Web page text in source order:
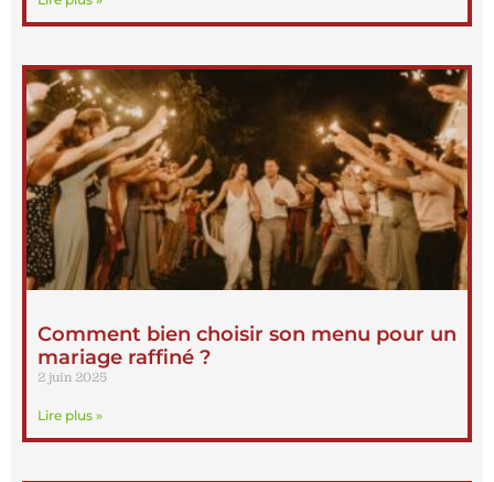
Comment bien choisir son menu pour un
mariage raffiné ?
2 juin 2025
Lire plus »